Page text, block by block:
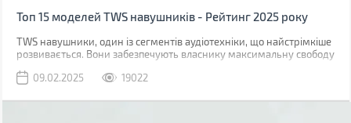
Топ 15 моделей TWS навушників - Рейтинг 2025 року
TWS навушники, один із сегментів аудіотехніки, що найстрімкіше
розвивається. Вони забезпечують власнику максимальну свободу
навіть бюджетні моделі з підтримкою Hi-Res кодеків.
09.02.2025 19022